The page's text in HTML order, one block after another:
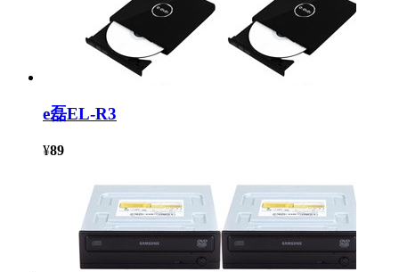
e磊EL-R3
¥89